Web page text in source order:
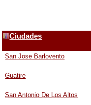
Ciudades
San Jose Barlovento
Guatire
San Antonio De Los Altos